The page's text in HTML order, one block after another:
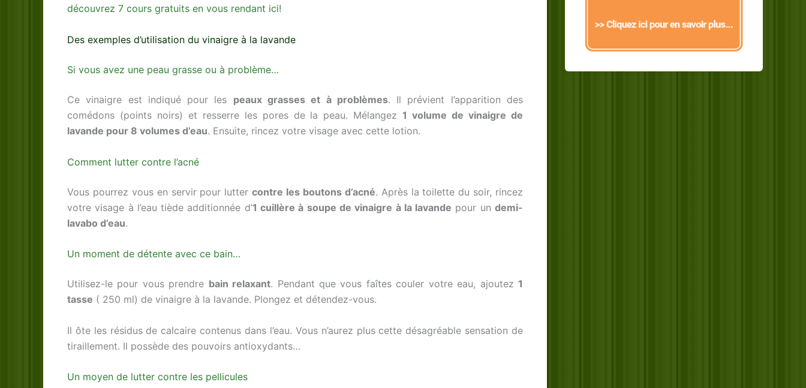
découvrez 7 cours gratuits en vous rendant ici!
Des exemples d’utilisation du vinaigre à la lavande
Si vous avez une peau grasse ou à problème…
Ce vinaigre est indiqué pour les peaux grasses et à problèmes. Il prévient l’apparition des
comédons (points noirs) et resserre les pores de la peau. Mélangez1 volume de vinaigre de
lavande pour 8 volumes d’eau. Ensuite, rincez votre visage avec cette lotion.
Comment lutter contre l’acné
Vous pourrez vous en servir pour luttercontre les boutons d’acné. Après la toilette du soir, rincez
votre visage à l’eau tiède additionnée d’1 cuillère à soupe de vinaigre à la lavande pour undemi-
lavabo d’eau.
Un moment de détente avec ce bain…
Utilisez-le pour vous prendre bain relaxant. Pendant que vous faîtes couler votre eau, ajoutez1
tasse ( 250 ml) de vinaigre à la lavande. Plongez et détendez-vous.
Il ôte les résidus de calcaire contenus dans l’eau. Vous n’aurez plus cette désagréable sensation de
tiraillement. Il possède des pouvoirs antioxydants…
Un moyen de lutter contre les pellicules